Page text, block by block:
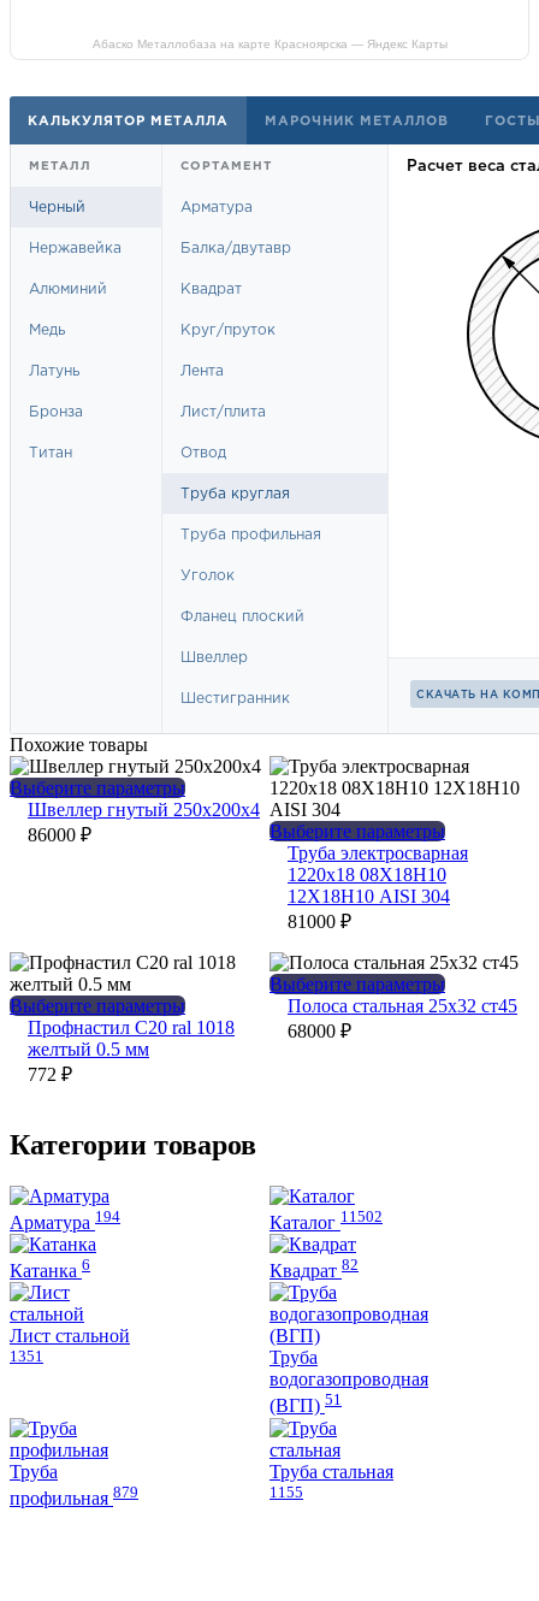
Абаско Металлобаза на карте Красноярска — Яндекс Карты
Похожие товары
Выберите параметрыЭтот
товар
на
товара.
Швеллер гнутый 250х200х4
86000 ₽ Выберите параметрыЭтот
товар
имеет
несколько
можно
выбрать
на
Труба электросварная
1220х18 08Х18Н10
12Х18Н10 AISI 304
81000 ₽
Выберите параметрыЭтот
товар
выбрать
Профнастил С20 ral 1018
желтый 0.5 мм
772 ₽
Выберите параметрыЭтот
товар
Полоса стальная 25х32 ст45
68000 ₽
Категории товаров
Арматура 194 Каталог 11502
Катанка 6 Квадрат 82
Лист стальной
1351
Труба
водогазопроводная
(ВГП) 51
Труба
профильная 879
Труба стальная
1155